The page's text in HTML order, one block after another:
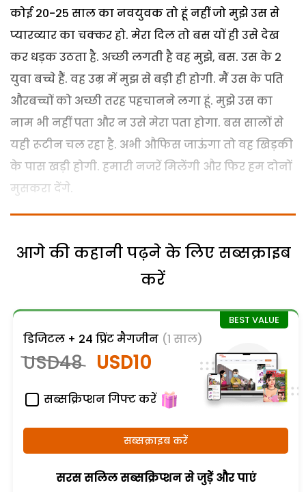
कोई 20-25 साल का नवयुवक तो हूं नहीं जो मुझे उस से
प्यारव्यार का चक्कर हो. मेरा दिल तो बस यों ही उसे देख
कर धड़क उठता है. अच्छी लगती है वह मुझे, बस. उस के 2
युवा बच्चे हैं. वह उम्र में मुझ से बड़ी ही होगी. मैं उस के पति
औरबच्चों को अच्छी तरह पहचानने लगा हूं. मुझे उस का
नाम भी नहीं पता और न उसे मेरा पता होगा. बस सालों से
यही रूटीन चल रहा है. अभी औफिस जाऊंगा तो वह खिड़की
के पास खड़ी होगी. हमारी नजरें मिलेंगी और फिर हम दोनों
मुसकरा देंगे.
आगे की कहानी पढ़ने के लिए सब्सक्राइब
करें
डिजिटल + 24 प्रिंट मैगजीन (1 साल)
USD48 USD10
सब्सक्रिप्शन गिफ्ट करें
सब्सक्राइब करें
सरस सलिल सब्सक्रिप्शन से जुड़ेें और पाएं